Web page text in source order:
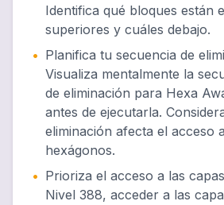
Identifica qué bloques están
superiores y cuáles debajo.
• Planifica tu secuencia de
Visualiza mentalmente la
de eliminación para Hexa
antes de ejecutarla.
eliminación afecta el acceso
hexágonos.
• Prioriza el acceso a las capas
Nivel 388, acceder a las